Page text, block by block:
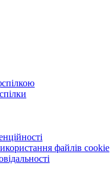
файлів cookie